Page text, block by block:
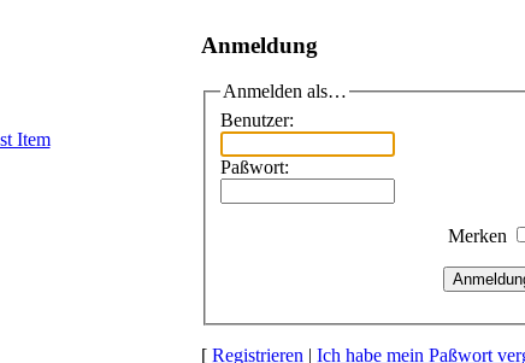
Anmeldung
Anmelden als…
Benutzer:
Paßwort:
Merken
[ Registrieren | Ich habe mein Paßwort